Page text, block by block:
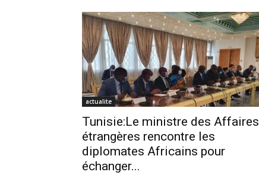
actualite
Tunisie:Le ministre des Affaires
étrangères rencontre les
diplomates Africains pour
échanger...